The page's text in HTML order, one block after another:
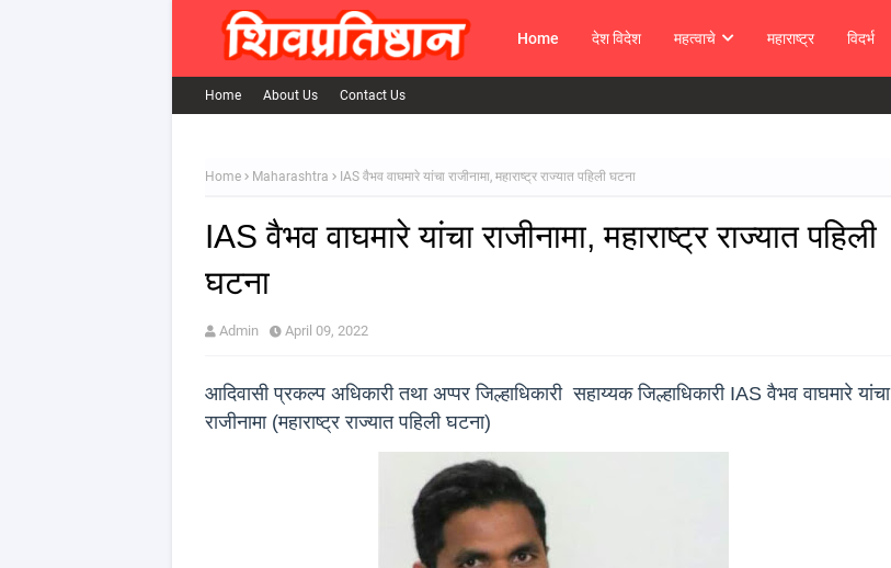
Home देश विदेश महत्वाचे महाराष्ट्र विदर्भ
Home About Us Contact Us
Home Maharashtra IAS वैभव वाघमारे यांचा राजीनामा, महाराष्ट्र राज्यात पहिली घटना
IAS वैभव वाघमारे यांचा राजीनामा, महाराष्ट्र राज्यात पहिली
घटना
Admin April 09, 2022
आदिवासी प्रकल्प अधिकारी तथा अप्पर जिल्हाधिकारी सहाय्यक जिल्हाधिकारी IAS वैभव वाघमारे यांचा
राजीनामा (महाराष्ट्र राज्यात पहिली घटना)